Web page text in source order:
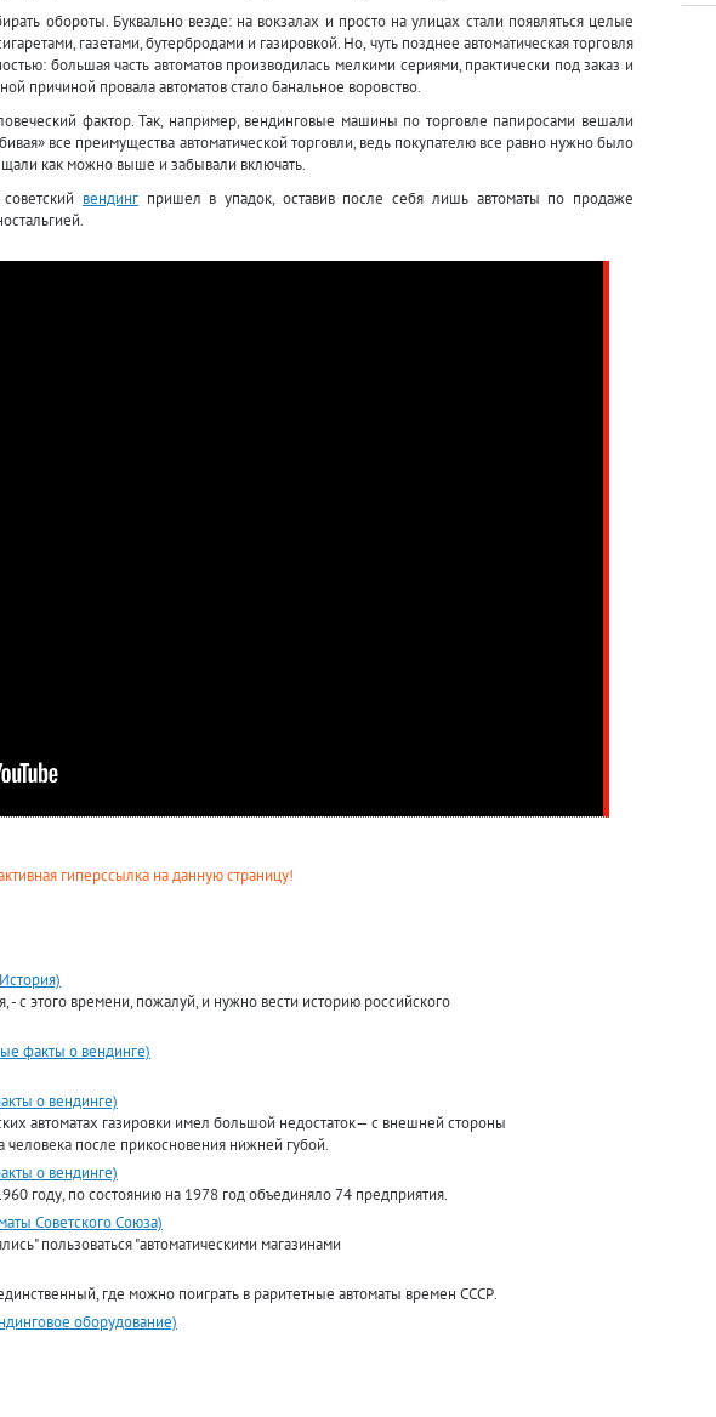
обороты. Буквально везде: на вокзалах и просто на улицах стали появляться целые
газетами, бутербродами и газировкой. Но, чуть позднее автоматическая торговля
большая часть автоматов производилась мелкими сериями, практически под заказ и
причиной провала автоматов стало банальное воровство.
фактор. Так, например, вендинговые машины по торговле папиросами вешали
все преимущества автоматической торговли, ведь покупателю все равно нужно было
как можно выше и забывали включать.
вендингпришел в упадок, оставив после себя лишь автоматы по продаже
гиперссылка на данную страницу!
- с этого времени, пожалуй, и нужно вести историю российского
факты о вендинге)
о вендинге)
автоматах газировки имел большой недостаток— с внешней стороны
человека после прикосновения нижней губой.
о вендинге)
году, по состоянию на 1978 год объединяло 74 предприятия.
Советского Союза)
пользоваться "автоматическими магазинами
где можно поиграть в раритетные автоматы времен СССР.
оборудование)